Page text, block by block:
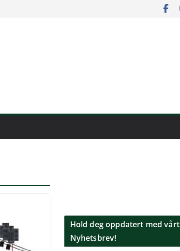
Hold deg oppdatert med vårt
Nyhetsbrev!